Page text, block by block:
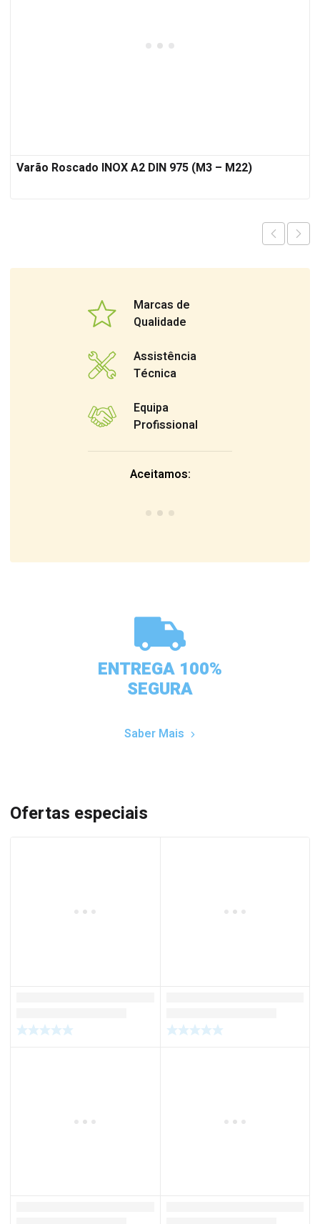
Varão Roscado INOX A2 DIN 975 (M3 – M22)
Marcas de
Qualidade
Assistência
Técnica
Equipa
Profissional
Aceitamos:
ENTREGA 100%
SEGURA
Saber Mais
Ofertas especiais